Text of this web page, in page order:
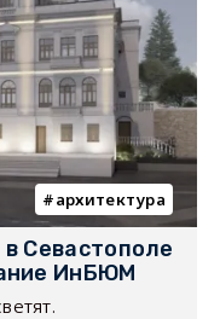
архитектура
Севастополе
ИнБЮМ